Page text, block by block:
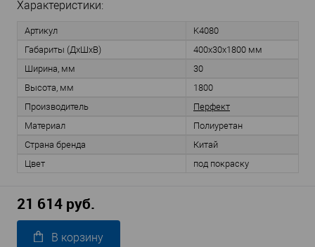
Характеристики:
Артикул
K4080
Габариты (ДхШхВ)
400х30х1800 мм
Ширина, мм
30
Высота, мм
1800
Производитель
Перфект
Материал
Полиуретан
Страна бренда
Китай
Цвет
под покраску
21 614 руб.
В корзину